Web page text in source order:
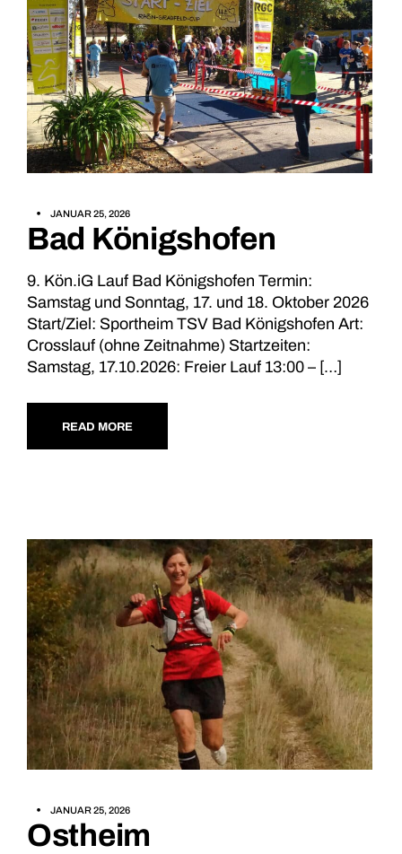
JANUAR 25, 2026
Bad Königshofen
9. Kön.iG Lauf Bad Königshofen Termin:
Samstag und Sonntag, 17. und 18. Oktober 2026
Start/Ziel: Sportheim TSV Bad Königshofen Art:
Crosslauf (ohne Zeitnahme) Startzeiten:
Samstag, 17.10.2026: Freier Lauf 13:00 – […]
READ MORE
JANUAR 25, 2026
Ostheim